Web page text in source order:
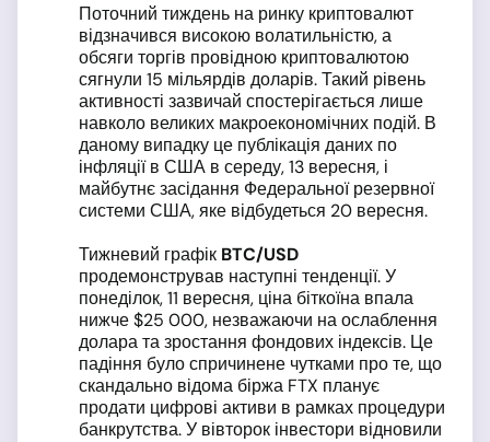
Поточний тиждень на ринку криптовалют
відзначився високою волатильністю, а
обсяги торгів провідною криптовалютою
сягнули 15 мільярдів доларів. Такий рівень
активності зазвичай спостерігається лише
навколо великих макроекономічних подій. В
даному випадку це публікація даних по
інфляції в США в середу, 13 вересня, і
майбутнє засідання Федеральної резервної
системи США, яке відбудеться 20 вересня.
Тижневий графік BTC/USD
продемонстрував наступні тенденції. У
понеділок, 11 вересня, ціна біткоїна впала
нижче $25 000, незважаючи на ослаблення
долара та зростання фондових індексів. Це
падіння було спричинене чутками про те, що
скандально відома біржа FTX планує
продати цифрові активи в рамках процедури
банкрутства. У вівторок інвестори відновили